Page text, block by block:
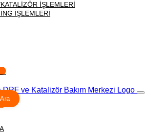
İŞLEMLERİ
İŞLEMLERİ
Ara